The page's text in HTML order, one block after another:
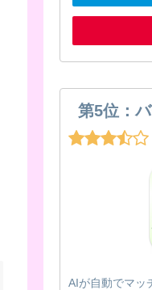
第5位：
AIが自動でマッ